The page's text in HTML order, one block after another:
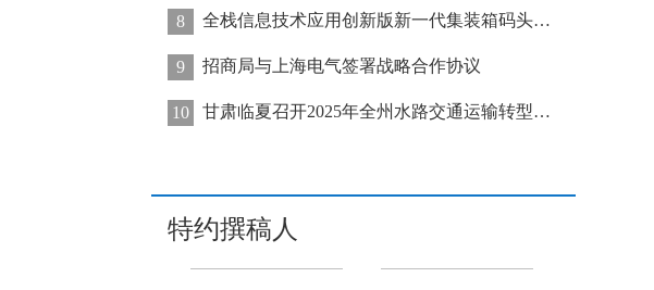
8 全栈信息技术应用创新版新一代集装箱码头管控系统在天津港上线运行
9 招商局与上海电气签署战略合作协议
10 甘肃临夏召开2025年全州水路交通运输转型发展推进会
特约撰稿人